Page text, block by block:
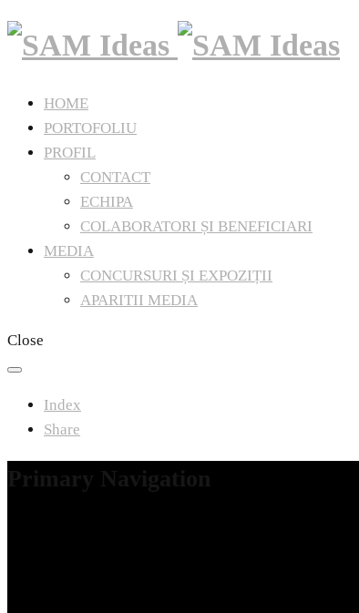
HOME
PORTOFOLIU
PROFIL
CONTACT
ECHIPA
COLABORATORI ȘI BENEFICIARI
MEDIA
CONCURSURI ȘI EXPOZIȚII
APARITII MEDIA
Close
Index
Share